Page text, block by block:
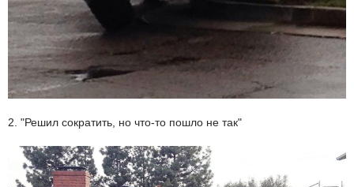
2. "Решил сократить, но что-то пошло не так"